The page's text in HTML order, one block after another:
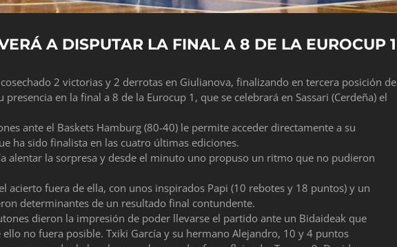
A DISPUTAR LA FINAL A 8 DE LA EUROCUP 1
2 victorias y 2 derrotas en Giulianova, finalizando en tercera posición de
presencia en la final a 8 de la Eurocup 1, que se celebrará en Sassari (Cerdeña) el
ante el Baskets Hamburg (80-40) le permite acceder directamente a su
ha sido finalista en las cuatro últimas ediciones.
alentar la sorpresa y desde el minuto uno propuso un ritmo que no pudieron
acierto fuera de ella, con unos inspirados Papi (10 rebotes y 18 puntos) y un
determinantes de un resultado final contundente.
dieron la impresión de poder llevarse el partido ante un Bidaideak que
no fuera posible. Txiki García y su hermano Alejandro, 10 y 4 puntos